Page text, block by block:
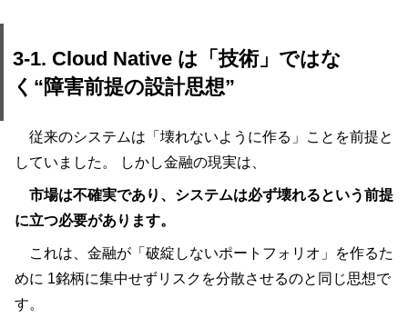
3-1. Cloud Native は「技術」ではな
く“障害前提の設計思想”
従来のシステムは「壊れないように作る」ことを前提と
していました。 しかし金融の現実は、
市場は不確実であり、システムは必ず壊れるという前提
に立つ必要があります。
これは、金融が「破綻しないポートフォリオ」を作るた
めに 1銘柄に集中せずリスクを分散させるのと同じ思想で
す。